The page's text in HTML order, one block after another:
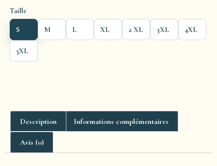
Taille
S M L XL 2 XL 3XL 4XL
5XL
Description Informations complémentaires
Avis (0)